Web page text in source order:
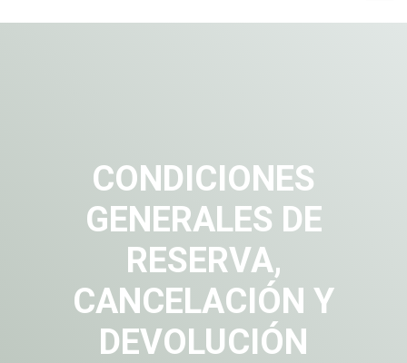
CONDICIONES
GENERALES DE
RESERVA,
CANCELACIÓN Y
DEVOLUCIÓN